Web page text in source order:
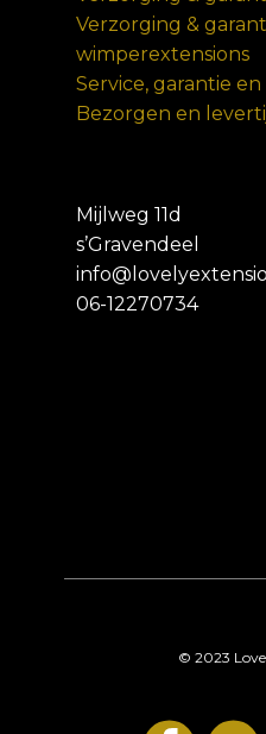
Verzorging &
wimperextensions
Service, garantie
Bezorgen en
Mijlweg 11d
s’Gravendeel
06-12270734
© 2023